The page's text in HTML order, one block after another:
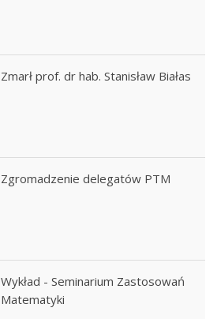
Zmarł prof. dr hab. Stanisław Białas
Zgromadzenie delegatów PTM
Wykład - Seminarium Zastosowań
Matematyki